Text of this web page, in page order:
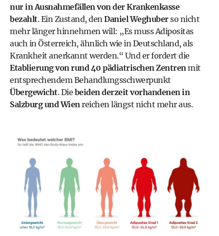
nur in Ausnahmefällen von der Krankenkasse
bezahlt. Ein Zustand, den Daniel Weghuberso nicht
mehr länger hinnehmen will: „Es muss Adipositas
auch in Österreich, ähnlich wie in Deutschland, als
Krankheit anerkannt werden.“ Und er fordert die
Etablierung von rund 40 pädiatrischen Zentren mit
entsprechendem Behandlungsschwerpunkt
Übergewicht. Die beiden derzeit vorhandenen in
Salzburg und Wien reichen längst nicht mehr aus.